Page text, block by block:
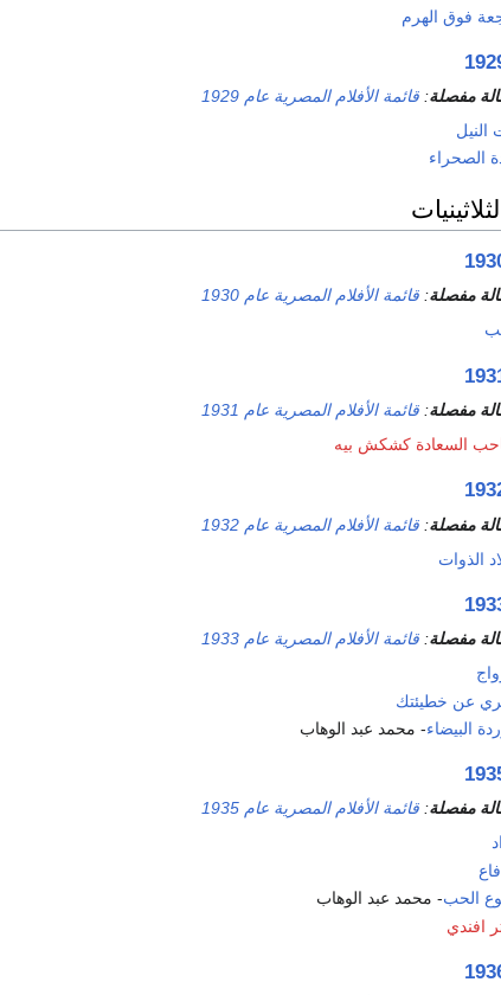
فوق الهرم
مفصلة: قائمة الأفلام المصرية عام 1929
النيل
الصحراء
مفصلة: قائمة الأفلام المصرية عام 1930
مفصلة: قائمة الأفلام المصرية عام 1931
السعادة كشكش بيه
مفصلة: قائمة الأفلام المصرية عام 1932
الذوات
مفصلة: قائمة الأفلام المصرية عام 1933
عن خطيئتك
البيضاء- محمد عبد الوهاب
مفصلة: قائمة الأفلام المصرية عام 1935
الحب- محمد عبد الوهاب
افندي